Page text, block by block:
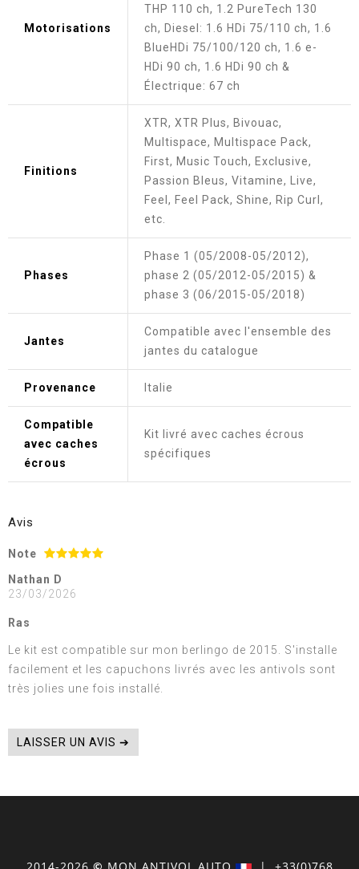
Motorisations
THP 110 ch, 1.2 PureTech 130
ch, Diesel: 1.6 HDi 75/110 ch, 1.6
BlueHDi 75/100/120 ch, 1.6 e-
HDi 90 ch, 1.6 HDi 90 ch &
Électrique: 67 ch
Finitions
XTR, XTR Plus, Bivouac,
Multispace, Multispace Pack,
First, Music Touch, Exclusive,
Passion Bleus, Vitamine, Live,
Feel, Feel Pack, Shine, Rip Curl,
etc.
Phases
Phase 1 (05/2008-05/2012),
phase 2 (05/2012-05/2015) &
phase 3 (06/2015-05/2018)
Jantes
Compatible avec l'ensemble des
jantes du catalogue
Provenance Italie
Compatible
avec caches
écrous
Kit livré avec caches écrous
spécifiques
Avis
Note
Nathan D
23/03/2026
Ras
Le kit est compatible sur mon berlingo de 2015. S'installe
facilement et les capuchons livrés avec les antivols sont
très jolies une fois installé.
LAISSER UN AVIS ➔